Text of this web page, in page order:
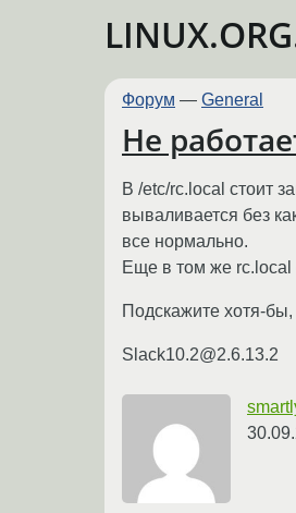
Форум — General
Не
В /etc/rc.local стоит
вываливается без
все нормально.
Еще в том же rc.local
Подскажите хотя-бы,
Slack10.2@2.6.13.2